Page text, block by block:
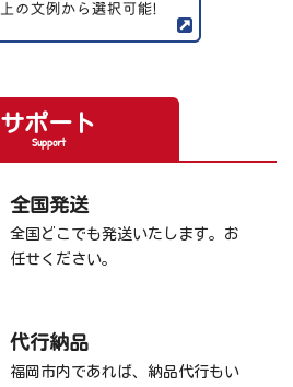
サポート
Support
全国発送
全国どこでも発送いたします。お
任せください。
代行納品
福岡市内であれば、納品代行もい